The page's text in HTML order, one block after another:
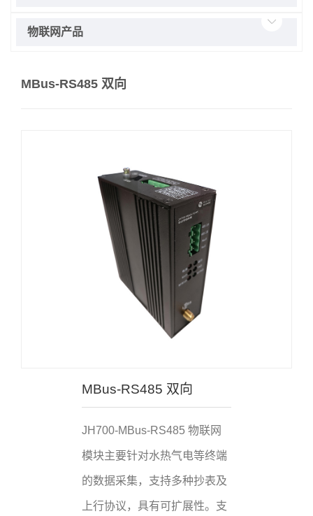
物联网产品
MBus-RS485 双向
MBus-RS485 双向
JH700-MBus-RS485 物联网
模块主要针对水热气电等终端
的数据采集，支持多种抄表及
上行协议，具有可扩展性。支